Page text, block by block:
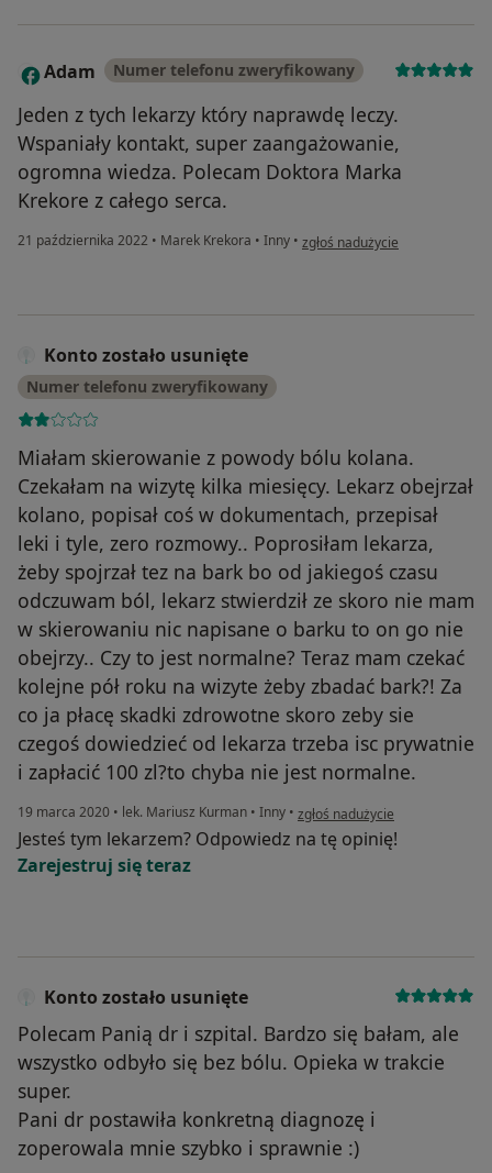
A Adam Numer telefonu zweryfikowany
Jeden z tych lekarzy który naprawdę leczy.
Wspaniały kontakt, super zaangażowanie,
ogromna wiedza. Polecam Doktora Marka
Krekore z całego serca.
21 października 2022 • Marek Krekora • Inny • w opinii użytkownika Adam
zgłoś nadużycie
Konto zostało usunięte
Numer telefonu zweryfikowany
Miałam skierowanie z powody bólu kolana.
Czekałam na wizytę kilka miesięcy. Lekarz obejrzał
kolano, popisał coś w dokumentach, przepisał
leki i tyle, zero rozmowy.. Poprosiłam lekarza,
żeby spojrzał tez na bark bo od jakiegoś czasu
odczuwam ból, lekarz stwierdził ze skoro nie mam
w skierowaniu nic napisane o barku to on go nie
obejrzy.. Czy to jest normalne? Teraz mam czekać
kolejne pół roku na wizyte żeby zbadać bark?! Za
co ja płacę skadki zdrowotne skoro zeby sie
czegoś dowiedzieć od lekarza trzeba isc prywatnie
i zapłacić 100 zl?to chyba nie jest normalne.
19 marca 2020 • lek. Mariusz Kurman • Inny • w opinii użytkownika Konto
zgłoś nadużycie
Jesteś tym lekarzem? Odpowiedz na tę opinię!
Zarejestruj się teraz
Konto zostało usunięte
Polecam Panią dr i szpital. Bardzo się bałam, ale
wszystko odbyło się bez bólu. Opieka w trakcie
super.
Pani dr postawiła konkretną diagnozę i
zoperowala mnie szybko i sprawnie :)